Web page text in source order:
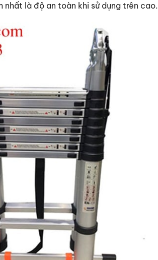
nhất là độ an toàn khi sử dụng trên cao.